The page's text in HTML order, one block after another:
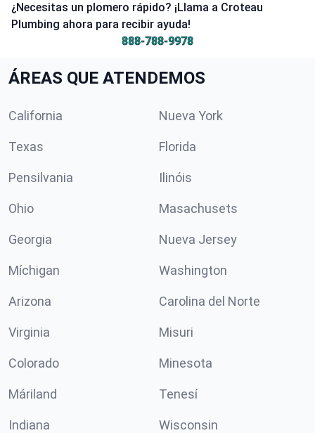
¿Necesitas un plomero rápido? ¡Llama a Croteau
Plumbing ahora para recibir ayuda!
888-788-9978
ÁREAS QUE ATENDEMOS
California Nueva York
Texas Florida
Pensilvania Ilinóis
Ohio Masachusets
Georgia Nueva Jersey
Míchigan Washington
Arizona Carolina del Norte
Virginia Misuri
Colorado Minesota
Máriland Tenesí
Indiana Wisconsin